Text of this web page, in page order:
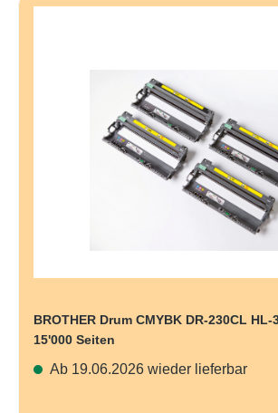
BROTHER Drum CMYBK DR-230CL HL-
15'000 Seiten
Ab 19.06.2026 wieder lieferbar